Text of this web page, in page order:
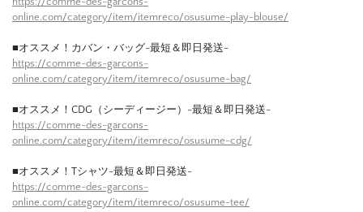
online.com/category/item/itemreco/osusume-play-blouse/
■オススメ！カバン・バッグ-最短＆即日発送-
https://comme-des-garcons-
online.com/category/item/itemreco/osusume-bag/
■オススメ！CDG（シーディージー）-最短＆即日発送-
https://comme-des-garcons-
online.com/category/item/itemreco/osusume-cdg/
■オススメ！Tシャツ-最短＆即日発送-
https://comme-des-garcons-
online.com/category/item/itemreco/osusume-tee/